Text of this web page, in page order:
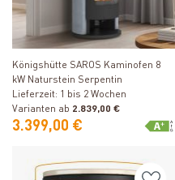
Produkt ansehen
Königshütte SAROS Kaminofen 8
kW Naturstein Serpentin
Lieferzeit: 1 bis 2 Wochen
Varianten ab 2.839,00 €
3.399,00 €